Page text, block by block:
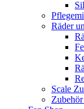
Räder
Scale